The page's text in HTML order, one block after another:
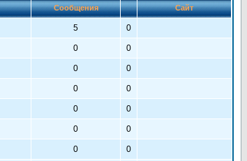
Сообщения Сайт
5 0
0 0
0 0
0 0
0 0
0 0
0 0